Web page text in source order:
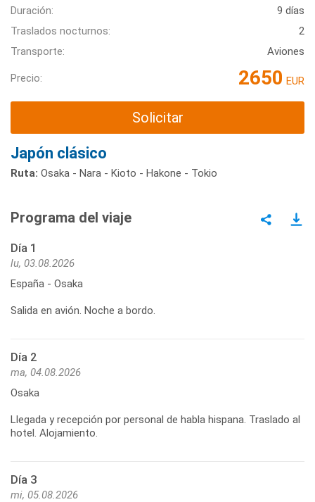
Duración:
9 días
Traslados nocturnos:
2
Transporte:
Aviones
Precio: 2650 EUR
Solicitar
Japón clásico
Ruta: Osaka - Nara - Kioto - Hakone - Tokio
Programa del viaje
Día 1
lu, 03.08.2026
España - Osaka
Salida en avión. Noche a bordo.
Día 2
ma, 04.08.2026
Osaka
Llegada y recepción por personal de habla hispana. Traslado al
hotel. Alojamiento.
Día 3
mi, 05.08.2026